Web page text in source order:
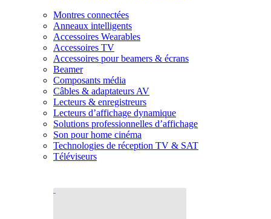
Montres connectées
Anneaux intelligents
Accessoires Wearables
Accessoires TV
Accessoires pour beamers & écrans
Beamer
Composants média
Câbles & adaptateurs AV
Lecteurs & enregistreurs
Lecteurs d’affichage dynamique
Solutions professionnelles d’affichage
Son pour home cinéma
Technologies de réception TV & SAT
Téléviseurs